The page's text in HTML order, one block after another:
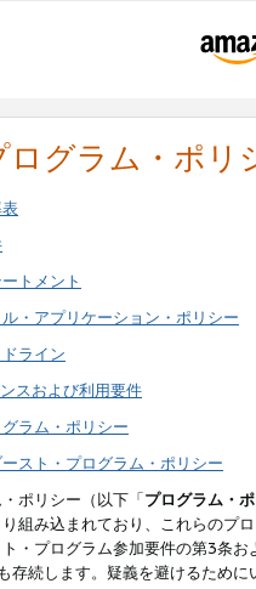
グラム・ポリ
トメント
・アプリケーション・ポリシー
ライン
スおよび利用要件
ラム・ポリシー
スト・プログラム・ポリシー
ポリシー（以下「プログラム・
組み込まれており、これらのプ
・プログラム参加要件の第3条
存続します。疑義を避けるため